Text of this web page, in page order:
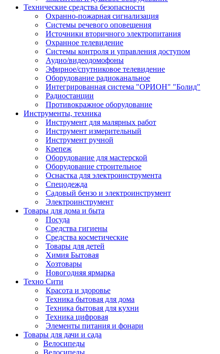
Технические средства безопасности
Охранно-пожарная сигнализация
Системы речевого оповещения
Источники вторичного электропитания
Охранное телевидение
Системы контроля и управления доступом
Аудио/видеодомофоны
Эфирное/спутниковое телевидение
Оборудование радиоканальное
Интегрированная система "ОРИОН" "Болид"
Радиостанции
Противокражное оборудование
Инструменты, техника
Инструмент для малярных работ
Инструмент измерительный
Инструмент ручной
Крепеж
Оборудование для мастерской
Оборудование строительное
Оснастка для электроинструмента
Спецодежда
Садовый бензо и электроинструмент
Электроинструмент
Товары для дома и быта
Посуда
Средства гигиены
Средства косметические
Товары для детей
Химия Бытовая
Хозтовары
Новогодняя ярмарка
Техно Сити
Красота и здоровье
Техника бытовая для дома
Техника бытовая для кухни
Техника цифровая
Элементы питания и фонари
Товары для дачи и сада
Велосипеды
Велосипеды